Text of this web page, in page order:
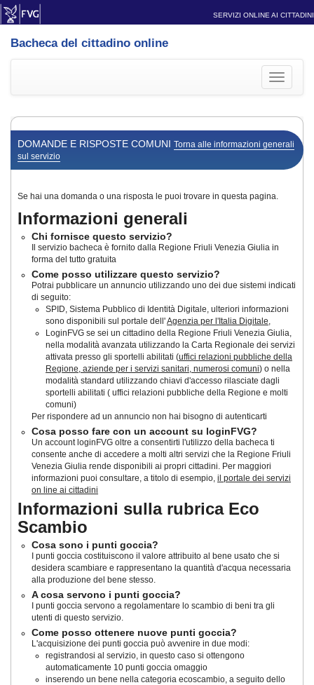
SERVIZI ONLINE AI CITTADINI
Bacheca del cittadino online
Toggle
DOMANDE E RISPOSTE COMUNI Torna alle informazioni generali
sul servizio
Se hai una domanda o una risposta le puoi trovare in questa pagina.
Informazioni generali
Chi fornisce questo servizio?
Il servizio bacheca è fornito dalla Regione Friuli Venezia Giulia in
forma del tutto gratuita
Come posso utilizzare questo servizio?
Potrai pubblicare un annuncio utilizzando uno dei due sistemi indicati
di seguito:
SPID, Sistema Pubblico di Identità Digitale, ulteriori informazioni
sono disponibili sul portale dell'Agenzia per l'Italia Digitale,
LoginFVG se sei un cittadino della Regione Friuli Venezia Giulia,
nella modalità avanzata utilizzando la Carta Regionale dei servizi
attivata presso gli sportelli abilitati (uffici relazioni pubbliche della
Regione, aziende per i servizi sanitari, numerosi comuni) o nella
modalità standard utilizzando chiavi d'accesso rilasciate dagli
sportelli abilitati ( uffici relazioni pubbliche della Regione e molti
comuni)
Per rispondere ad un annuncio non hai bisogno di autenticarti
Cosa posso fare con un account su loginFVG?
Un account loginFVG oltre a consentirti l'utilizzo della bacheca ti
consente anche di accedere a molti altri servizi che la Regione Friuli
Venezia Giulia rende disponibili ai propri cittadini. Per maggiori
informazioni puoi consultare, a titolo di esempio, il portale dei servizi
on line ai cittadini
Informazioni sulla rubrica Eco
Scambio
Cosa sono i punti goccia?
I punti goccia costituiscono il valore attribuito al bene usato che si
desidera scambiare e rappresentano la quantità d'acqua necessaria
alla produzione del bene stesso.
A cosa servono i punti goccia?
I punti goccia servono a regolamentare lo scambio di beni tra gli
utenti di questo servizio.
Come posso ottenere nuove punti goccia?
L'acquisizione dei punti goccia può avvenire in due modi:
registrandosi al servizio, in questo caso si ottengono
automaticamente 10 punti goccia omaggio
inserendo un bene nella categoria ecoscambio, a seguito dello